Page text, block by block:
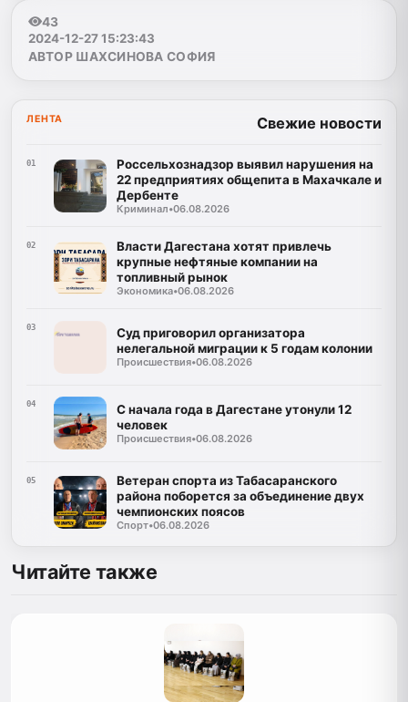
43
2024-12-27 15:23:43
АВТОР ШАХСИНОВА СОФИЯ
ЛЕНТА Свежие новости
01
Россельхознадзор выявил нарушения на
22 предприятиях общепита в Махачкале и
Дербенте
Криминал•06.08.2026
02
Власти Дагестана хотят привлечь
крупные нефтяные компании на
топливный рынок
Экономика•06.08.2026
03
Суд приговорил организатора
нелегальной миграции к 5 годам колонии
Происшествия•06.08.2026
04
С начала года в Дагестане утонули 12
человек
Происшествия•06.08.2026
05
Ветеран спорта из Табасаранского
района поборется за объединение двух
чемпионских поясов
Спорт•06.08.2026
Читайте также